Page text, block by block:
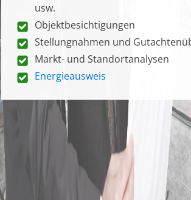
usw.
Objektbesichtigungen
Stellungnahmen und
Markt- und Standortanalysen
Energieausweis